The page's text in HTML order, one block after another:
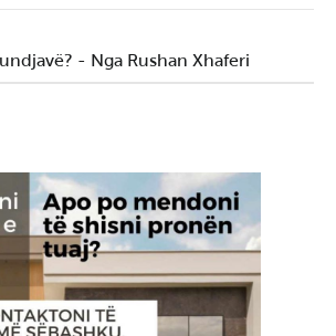
- Nga Rushan Xhaferi